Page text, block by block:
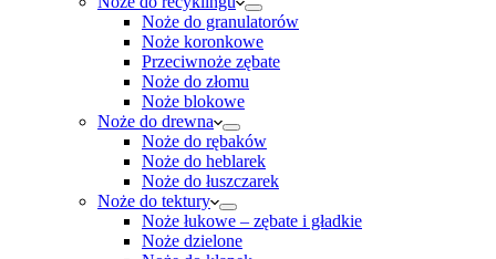
Noże do granulatorów
Noże koronkowe
Przeciwnoże zębate
Noże do złomu
Noże blokowe
Noże do drewna
Noże do rębaków
Noże do heblarek
Noże do łuszczarek
Noże do tektury
Noże łukowe – zębate i gładkie
Noże dzielone